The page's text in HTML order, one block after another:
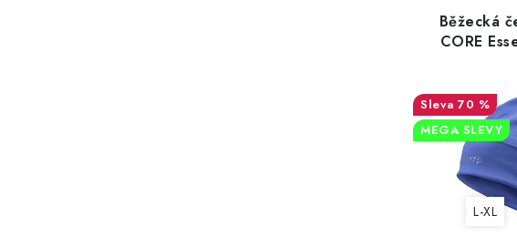
Běžecká
CORE
70 %
MEGA SLEVY
L-XL